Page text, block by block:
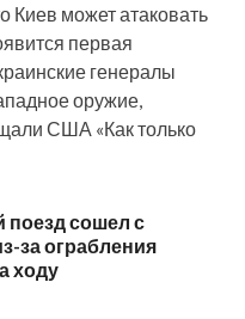
Киев может атаковать
первая
генералы
оружие,
США «Как только
поезд сошел с
за ограбления
ходу